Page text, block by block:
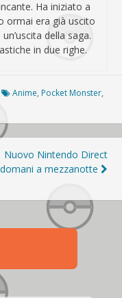
Ha iniziato a
ormai era già uscito
della saga.
in due righe.
Anime, Pocket Monster,
Nuovo Nintendo Direct
domani a mezzanotte